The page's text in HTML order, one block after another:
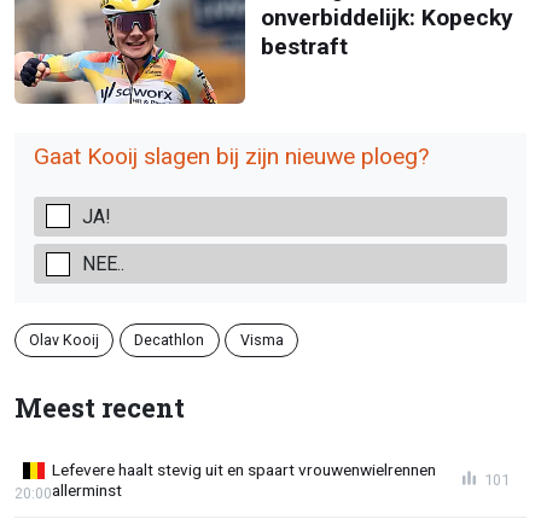
onverbiddelijk: Kopecky
bestraft
Gaat Kooij slagen bij zijn nieuwe ploeg?
JA!
NEE..
Olav Kooij Decathlon Visma
Meest recent
Lefevere haalt stevig uit en spaart vrouwenwielrennen
allerminst
20:00
101